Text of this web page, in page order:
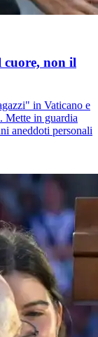
cuore, non il
in Vaticano e
Mette in guardia
aneddoti personali